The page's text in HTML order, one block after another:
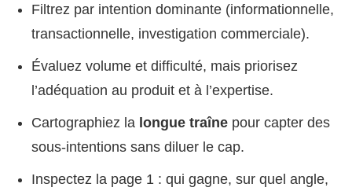
Filtrez par intention dominante (informationnelle,
transactionnelle, investigation commerciale).
Évaluez volume et difficulté, mais priorisez
l’adéquation au produit et à l’expertise.
Cartographiez la longue traîne pour capter des
sous-intentions sans diluer le cap.
Inspectez la page 1 : qui gagne, sur quel angle,